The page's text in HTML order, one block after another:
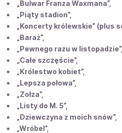
„Bulwar Franza Waxmana”,
„Piąty stadion”,
„Koncerty królewskie” (plus
„Baraż”,
„Pewnego razu w listopadzie”,
„Całe szczęście”,
„Królestwo kobiet”,
„Lepsza połowa”,
„Zołza”,
„Listy do M. 5”,
„Dziewczyna z moich snów”,
„Wróbel”,